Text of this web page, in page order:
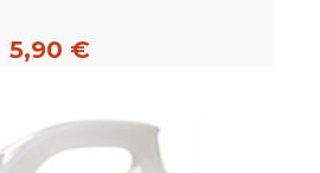
5,90 €